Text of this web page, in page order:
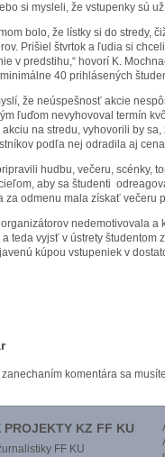
si mysleli, že vstupenky sú
bolo, že lístky si do stredy,
Prišiel štvrtok a ľudia si
v predstihu,“ hovorí K.
40 prihlásených
že neúspešnosť akcie
ľuďom nevyhovoval termín
na stredu, vyhovorili by
podľa nej odradila aj
hudbu, večeru, scénky,
aby sa študenti
za odmenu mala získať večeru
nedemotivovala
teda vyjsť v ústrety študentom
kúpou vstupeniek v
komentára sa musíte
PROJEKTY KZ FF KU
FF KU